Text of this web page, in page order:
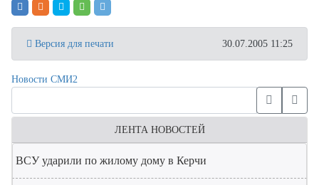
Версия для печати 30.07.2005 11:25
Новости СМИ2
ЛЕНТА НОВОСТЕЙ
ВСУ ударили по жилому дому в Керчи